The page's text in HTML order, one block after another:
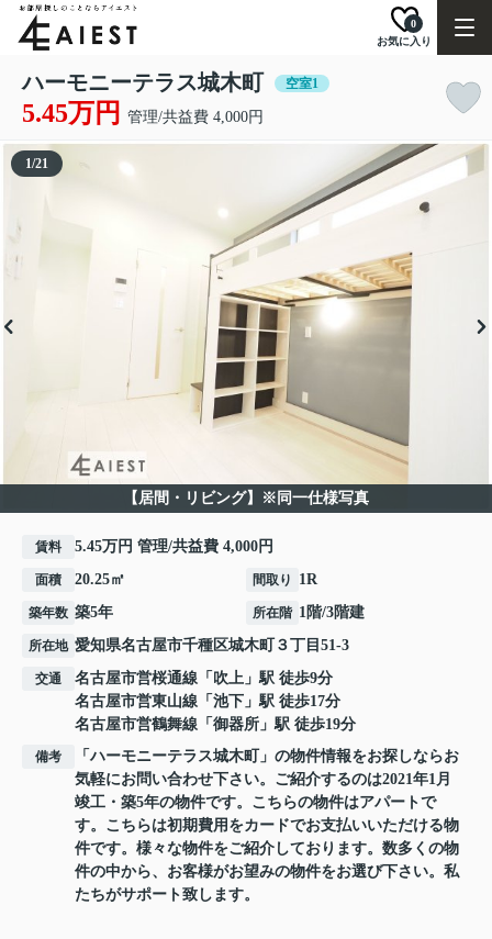
お気に入り
0
ハーモニーテラス城木町 空室1
5.45万円 管理/共益費 4,000円
【居間・リビング】※同一仕様写真
1/21
賃料 5.45万円 管理/共益費 4,000円
面積 20.25㎡ 間取り 1R
築年数 築5年 所在階 1階/3階建
所在地 愛知県名古屋市千種区城木町 ３丁目51-3
交通 名古屋市営桜通線 「 吹上 」駅 徒歩9分
名古屋市営東山線 「 池下 」駅 徒歩17分
名古屋市営鶴舞線 「 御器所 」駅 徒歩19分
備考
「ハーモニーテラス城木町」の物件情報をお探しならお
気軽にお問い合わせ下さい。ご紹介するのは2021年1月
竣工・築5年の物件です。こちらの物件はアパートで
す。こちらは初期費用をカードでお支払いいただける物
件です。様々な物件をご紹介しております。数多くの物
件の中から、お客様がお望みの物件をお選び下さい。私
たちがサポート致します。